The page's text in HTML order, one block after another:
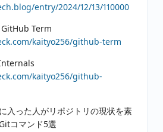
entry/2024/12/13/110000
Term
kaityo256/github-term
kaityo256/github-
入った人がリポジトリの現状を素
コマンド5選